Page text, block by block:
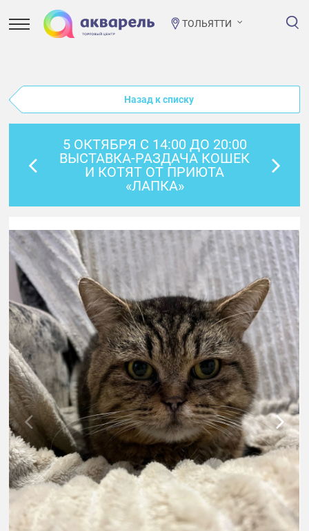
ТОЛЬЯТТИ
Назад к списку
5 ОКТЯБРЯ С 14:00 ДО 20:00
ВЫСТАВКА-РАЗДАЧА КОШЕК
И КОТЯТ ОТ ПРИЮТА
«ЛАПКА»